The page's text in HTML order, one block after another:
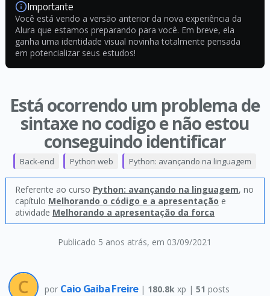
Importante
Você está vendo a versão anterior da nova experiência da
Alura que estamos preparando para você. Em breve, ela
ganha uma identidade visual novinha totalmente pensada
em potencializar seus estudos!
Está ocorrendo um problema de
sintaxe no codigo e não estou
conseguindo identificar
Publicado 5 anos atrás, em 03/09/2021
Back-end Python web Python: avançando na linguagem
Referente ao curso Python: avançando na linguagem, no
capítulo Melhorando o código e a apresentação e
atividade Melhorando a apresentação da forca
por Caio Gaiba Freire | 180.8k xp |51 posts